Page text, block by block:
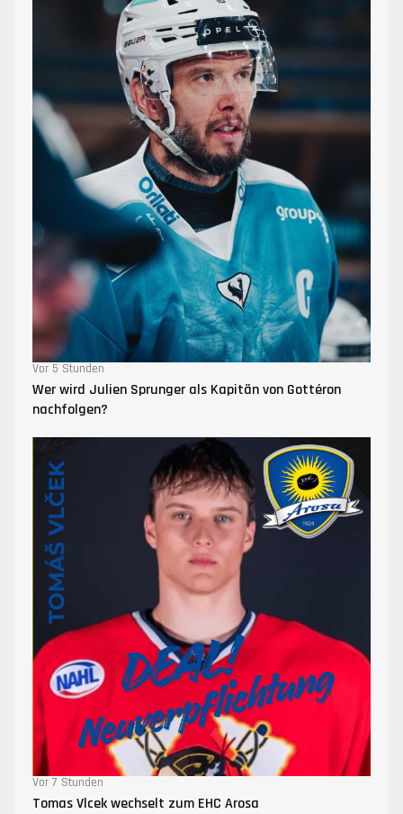
Vor 5 Stunden
Wer wird Julien Sprunger als Kapitän von Gottéron
nachfolgen?
Vor 7 Stunden
Tomas Vlcek wechselt zum EHC Arosa